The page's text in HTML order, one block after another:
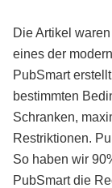
Die Artikel
eines der
PubSmart
bestimmten
Schranken,
Restriktionen.
So haben wir
PubSmart die